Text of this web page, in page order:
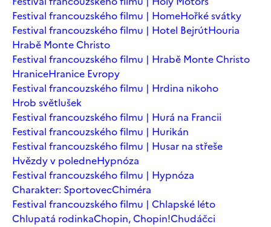
Festival francouzského filmu | HomeHořké svátky
Festival francouzského filmu | Hotel BejrútHouria
Hrabě Monte Christo
Festival francouzského filmu | Hrabě Monte Christo
HraniceHranice Evropy
Festival francouzského filmu | Hrdina nikoho
Hrob světlušek
Festival francouzského filmu | Hurá na Francii
Festival francouzského filmu | Hurikán
Festival francouzského filmu | Husar na střeše
Hvězdy v poledneHypnóza
Festival francouzského filmu | Hypnóza
Charakter: SportovecChiméra
Festival francouzského filmu | Chlapské léto
Chlupatá rodinkaChopin, Chopin!Chudáčci